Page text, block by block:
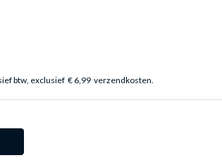
btw, exclusief € 6,99 verzendkosten.